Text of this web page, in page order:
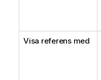
Visa referens med